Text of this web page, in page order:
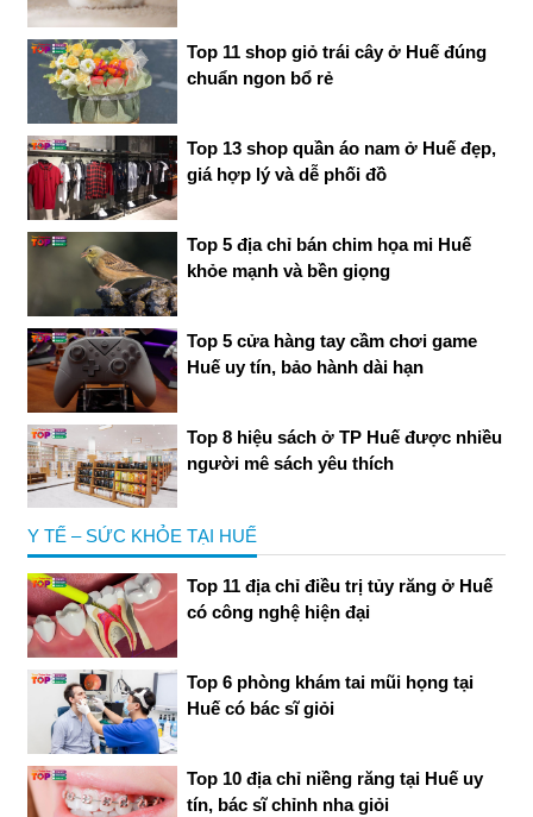
Top 11 shop giỏ trái cây ở Huế đúng
chuẩn ngon bổ rẻ
Top 13 shop quần áo nam ở Huế đẹp,
giá hợp lý và dễ phối đồ
Top 5 địa chỉ bán chim họa mi Huế
khỏe mạnh và bền giọng
Top 5 cửa hàng tay cầm chơi game
Huế uy tín, bảo hành dài hạn
Top 8 hiệu sách ở TP Huế được nhiều
người mê sách yêu thích
Y TẾ – SỨC KHỎE TẠI HUẾ
Top 11 địa chỉ điều trị tủy răng ở Huế
có công nghệ hiện đại
Top 6 phòng khám tai mũi họng tại
Huế có bác sĩ giỏi
Top 10 địa chỉ niềng răng tại Huế uy
tín, bác sĩ chỉnh nha giỏi